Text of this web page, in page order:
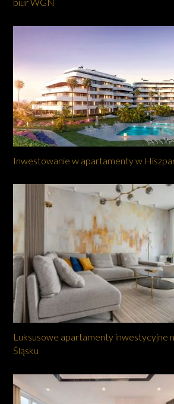
Inwestowanie w apartamenty w
Luksusowe apartamenty inwestycyjne
Śląsku